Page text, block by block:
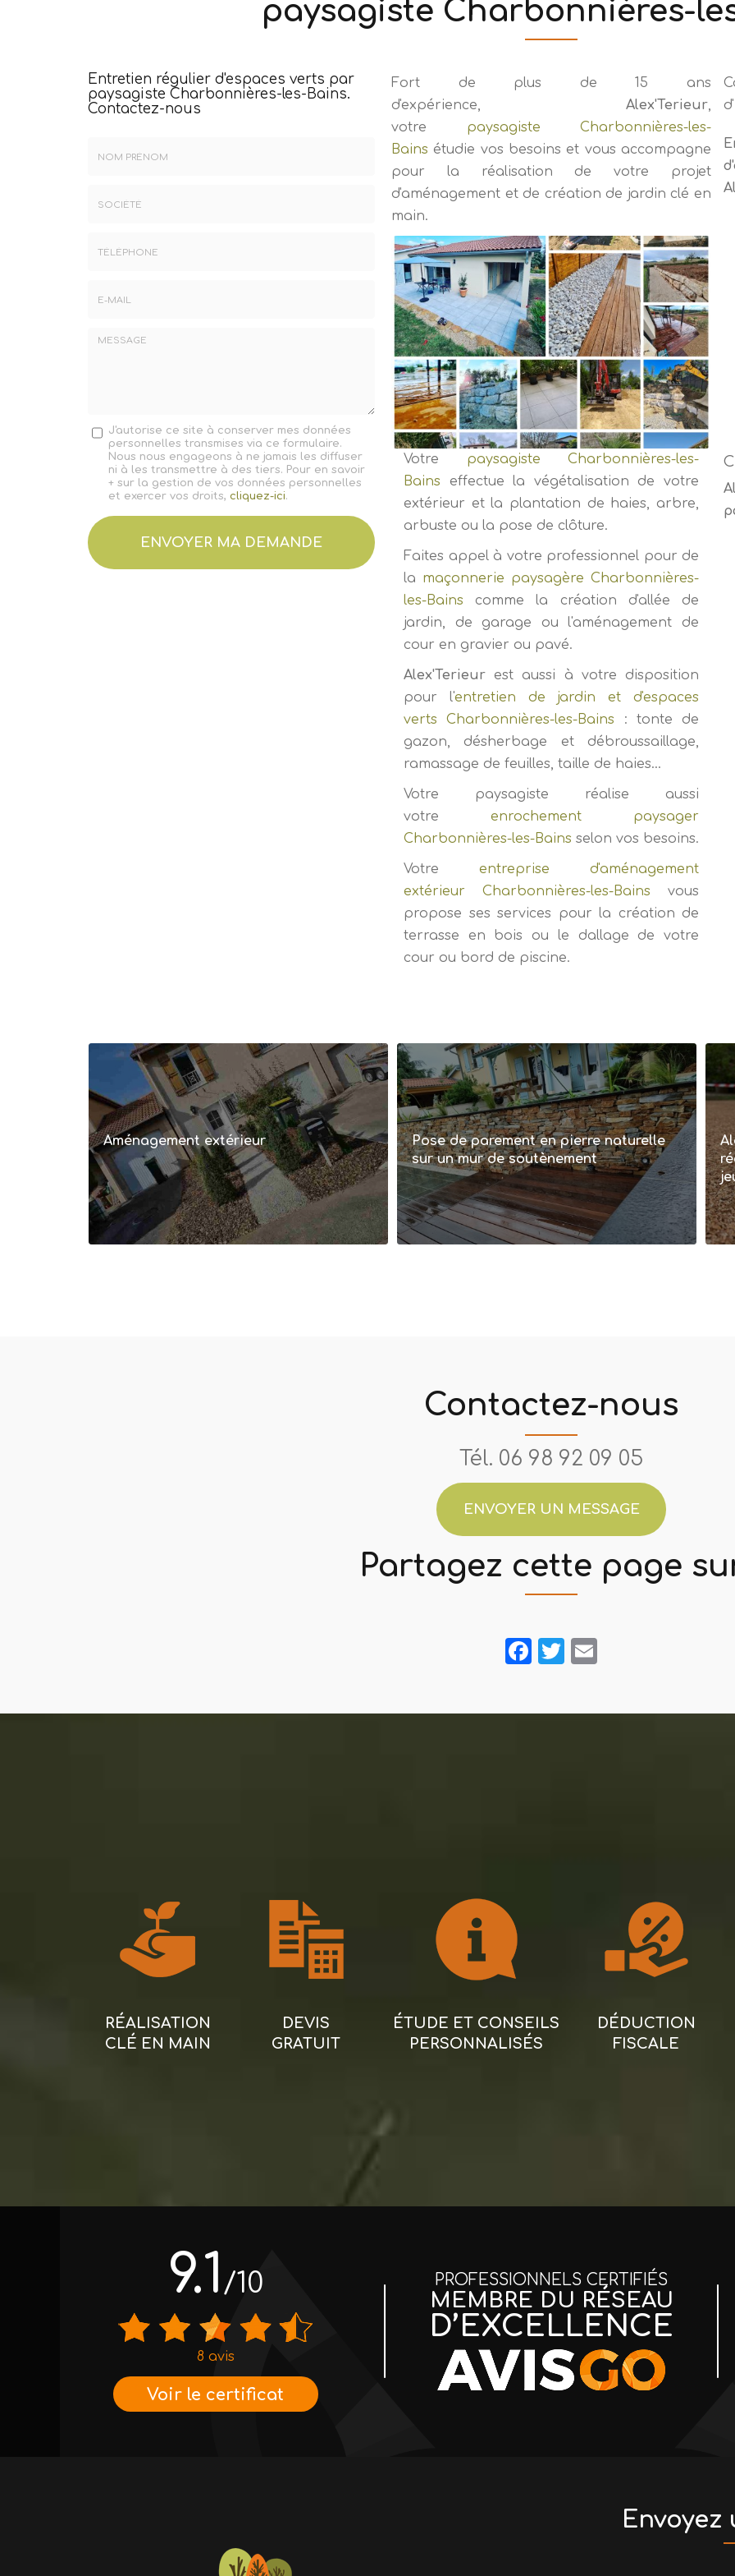
paysagiste Charbonnières-
Entretien régulier d'espaces verts par
paysagiste Charbonnières-les-Bains.
Contactez-nous
Message
J'autorise ce site à conserver mes données
personnelles transmises via ce formulaire.
Nous nous engageons à ne jamais les diffuser
ni à les transmettre à des tiers. Pour en savoir
+ sur la gestion de vos données personnelles
et exercer vos droits, cliquez-ici.
Acceptation
RGPD
ENVOYER MA DEMANDE
Fort de plus de 15 ans
d'expérience, Alex'Terieur,
votre paysagiste Charbonnières-les-
Bains étudie vos besoins et vous accompagne
pour la réalisation de votre projet
d'aménagement et de création de jardin clé en
main.
Votre paysagiste Charbonnières-les-
Bains effectue la végétalisation de votre
extérieur et la plantation de haies, arbre,
arbuste ou la pose de clôture.
Faites appel à votre professionnel pour de
la maçonnerie paysagère Charbonnières-
les-Bains comme la création d'allée de
jardin, de garage ou l'aménagement de
cour en gravier ou pavé.
Alex'Terieur est aussi à votre disposition
pour l'entretien de jardin et d'espaces
verts Charbonnières-les-Bains : tonte de
gazon, désherbage et débroussaillage,
ramassage de feuilles, taille de haies...
Votre paysagiste réalise aussi
votre enrochement paysager
Charbonnières-les-Bains selon vos besoins.
Votre entreprise d'aménagement
extérieur Charbonnières-les-Bains vous
propose ses services pour la création de
terrasse en bois ou le dallage de votre
cour ou bord de piscine.
Aménagement extérieur
Pose de parement en pierre naturelle
sur un mur de soutènement
Contactez-nous
Tél. 06 98 92 09 05
ENVOYER UN MESSAGE
Partagez cette page
Facebook
Twitter
RÉALISATION
CLÉ EN MAIN
DEVIS
GRATUIT
ÉTUDE ET CONSEILS
PERSONNALISÉS
DÉDUCTION
FISCALE
9.1 /10
8 avis
Voir le certificat
PROFESSIONNELS CERTIFIÉS
MEMBRE DU RÉSEAU
D’EXCELLENCE
Envoyez